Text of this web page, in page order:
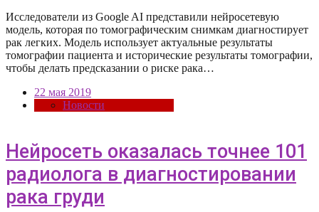
Исследователи из Google AI представили нейросетевую
модель, которая по томографическим снимкам диагностирует
рак легких. Модель использует актуальные результаты
томографии пациента и исторические результаты томографии,
чтобы делать предсказании о риске рака…
22 мая 2019
Новости
Нейросеть оказалась точнее 101
радиолога в диагностировании
рака груди